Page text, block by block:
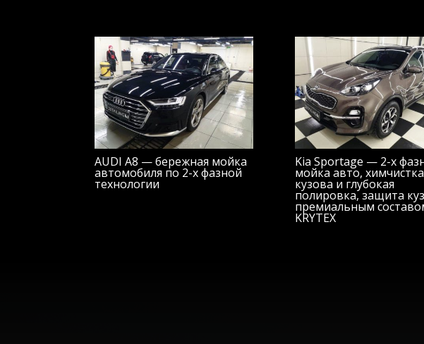
AUDI A8 — бережная мойка
автомобиля по 2-х фазной
технологии
Kia Sportage — 2-х
мойка авто, химчистка
кузова и глубокая
полировка, защита
премиальным
KRYTEX